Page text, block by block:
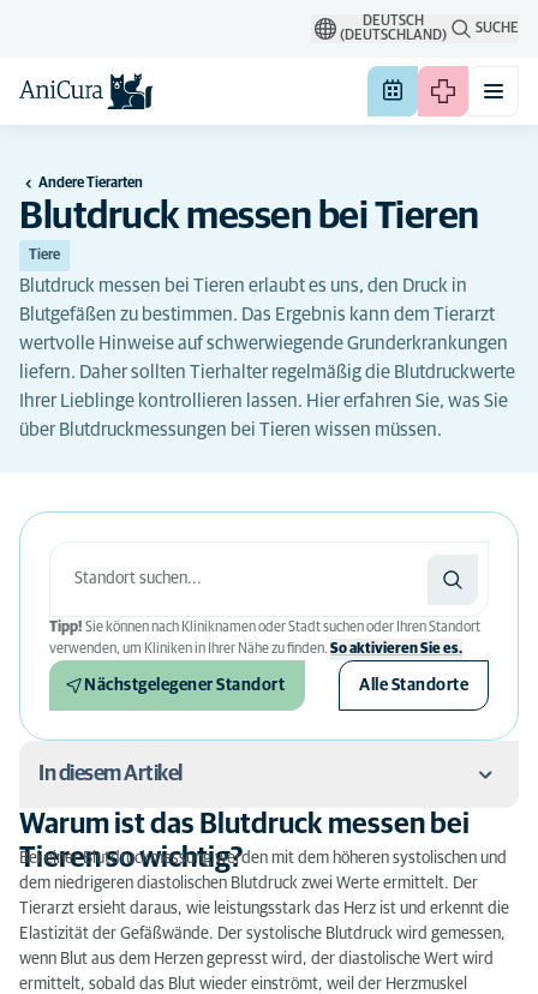
DEUTSCH
(DEUTSCHLAND)
SUCHE
Andere Tierarten
Blutdruck messen bei Tieren
Tiere
Blutdruck messen bei Tieren erlaubt es uns, den Druck in
Blutgefäßen zu bestimmen. Das Ergebnis kann dem Tierarzt
wertvolle Hinweise auf schwerwiegende Grunderkrankungen
liefern. Daher sollten Tierhalter regelmäßig die Blutdruckwerte
Ihrer Lieblinge kontrollieren lassen. Hier erfahren Sie, was Sie
über Blutdruckmessungen bei Tieren wissen müssen.
Tipp! Sie können nach Kliniknamen oder Stadt suchen oder Ihren Standort
verwenden, um Kliniken in Ihrer Nähe zu finden. So aktivieren Sie es.
Nächstgelegener Standort Alle Standorte
In diesem Artikel
Warum ist das Blutdruck messen bei Tieren so
wichtig?
Wann ist Blutdruck messen bei Tieren erforderlich?
So funktioniert Blutdruck messen bei Tieren
Warum ist das Blutdruck messen bei
Tieren so wichtig?
Bei einer Blutdruckmessung werden mit dem höheren systolischen und
dem niedrigeren diastolischen Blutdruck zwei Werte ermittelt. Der
Tierarzt ersieht daraus, wie leistungsstark das Herz ist und erkennt die
Elastizität der Gefäßwände. Der systolische Blutdruck wird gemessen,
wenn Blut aus dem Herzen gepresst wird, der diastolische Wert wird
ermittelt, sobald das Blut wieder einströmt, weil der Herzmuskel